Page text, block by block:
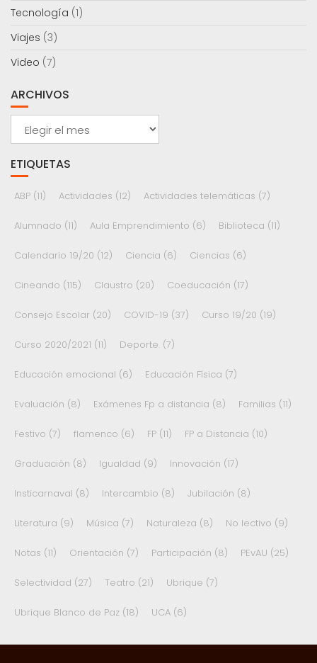
Tecnología (1)
Viajes (3)
Video (7)
ARCHIVOS
Archivos
ETIQUETAS
ABP (11) Actividades (12) Actividades telemáticas (7)
Alumnado (11) Aula Emprendimiento (6) Biblioteca (11)
Calendario 19/20 (12) Ciencia (6) Ciencias (6)
Cineando (115) Claustro (20) Coeducación (17)
Consejo Escolar (20) COVID-19 (37) Curso 19/20 (19)
Curso 2020/2021 (11) Deporte. (7)
Educación emocional (6) Educación Física (7)
Evaluación (8) Exámenes Fp a distancia (8) Familias (11)
Festivo (7) flamenco (6) FP (11) FP a Distancia (10)
Graduación (8) Igualdad (9) Innovación (17)
Insticarnaval (8) Intercambio (8) Jubilación (8)
Literatura (9) Música (7) Naturaleza (8) No lectivo (9)
Notas (11) Orientación (7) Participación (8) PEvAU (25)
Selectividad (27) Teatro (21) Ubrique (7)
Ubrique Blanco de Paz (18) UCA (6)